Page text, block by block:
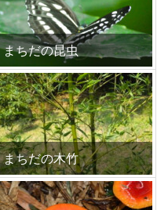
まちだの昆虫
まちだの木竹